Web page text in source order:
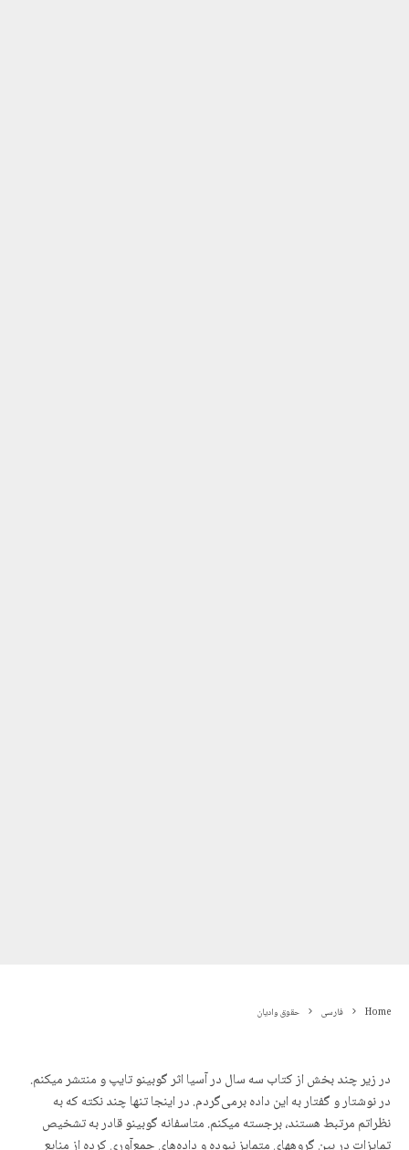
Home فارسی حقوق وادیان
در زیر چند بخش از کتاب سه سال در آسیا اثر گوبینو تایپ و منتشر میکنم.
در نوشتار و گفتار به این داده برمی‌گردم. در اینجا تنها چند نکته که به
نظراتم مرتبط هستند، برجسته میکنم. متاسفانه گوبینو قادر به تشخیص